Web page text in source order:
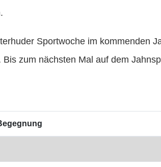
Sportwoche im kommenden
zum nächsten Mal auf dem